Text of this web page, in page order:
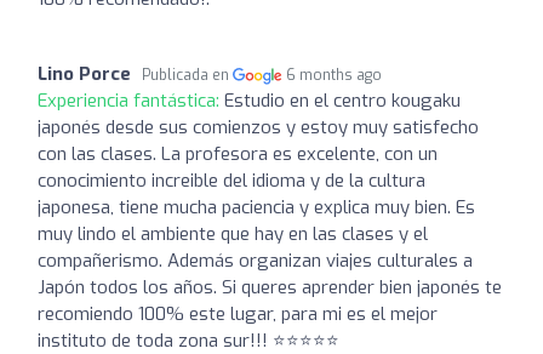
Lino Porce Publicada en 6 months ago
Experiencia fantástica: Estudio en el centro kougaku
japonés desde sus comienzos y estoy muy satisfecho
con las clases. La profesora es excelente, con un
conocimiento increible del idioma y de la cultura
japonesa, tiene mucha paciencia y explica muy bien. Es
muy lindo el ambiente que hay en las clases y el
compañerismo. Además organizan viajes culturales a
Japón todos los años. Si queres aprender bien japonés te
recomiendo 100% este lugar, para mi es el mejor
instituto de toda zona sur!!! ⭐⭐⭐⭐⭐